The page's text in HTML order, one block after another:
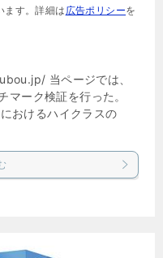
ます。詳細は 広告ポリシーを
当ページでは、
ーク検証を行った。
おけるハイクラスの